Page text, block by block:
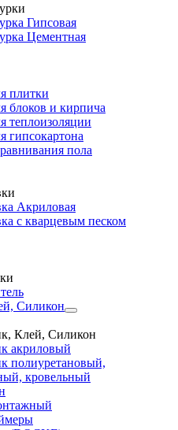
Гипсовая
Цементная
плитки
блоков и кирпича
теплоизоляции
гипсокартона
пола
Акриловая
с кварцевым песком
Силикон
Клей, Силикон
акриловый
полиуретановый,
кровельный